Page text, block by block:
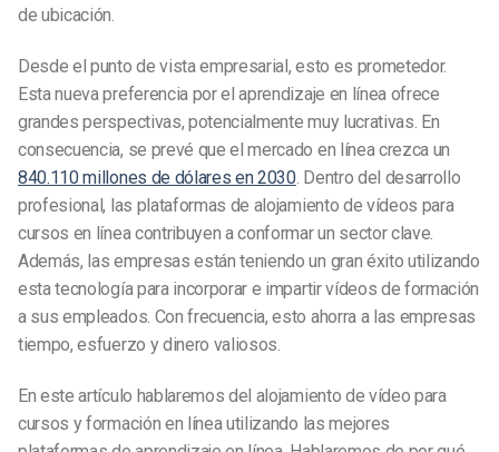
de ubicación.
Desde el punto de vista empresarial, esto es prometedor.
Esta nueva preferencia por el aprendizaje en línea ofrece
grandes perspectivas, potencialmente muy lucrativas. En
consecuencia, se prevé que el mercado en línea crezca un
840.110 millones de dólares en 2030. Dentro del desarrollo
profesional, las plataformas de alojamiento de vídeos para
cursos en línea contribuyen a conformar un sector clave.
Además, las empresas están teniendo un gran éxito utilizando
esta tecnología para incorporar e impartir vídeos de formación
a sus empleados. Con frecuencia, esto ahorra a las empresas
tiempo, esfuerzo y dinero valiosos.
En este artículo hablaremos del alojamiento de vídeo para
cursos y formación en línea utilizando las mejores